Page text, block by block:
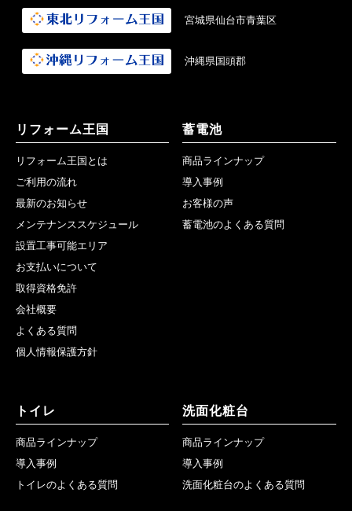
宮城県仙台市青葉区
沖縄県国頭郡
リフォーム王国
リフォーム王国とは
ご利用の流れ
最新のお知らせ
メンテナンススケジュール
設置工事可能エリア
お支払いについて
取得資格免許
会社概要
よくある質問
個人情報保護方針
蓄電池
商品ラインナップ
導入事例
お客様の声
蓄電池のよくある質問
トイレ
商品ラインナップ
導入事例
トイレのよくある質問
洗面化粧台
商品ラインナップ
導入事例
洗面化粧台のよくある質問